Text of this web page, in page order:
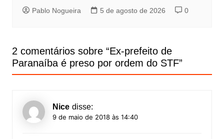
Pablo Nogueira 5 de agosto de 2026 0
2 comentários sobre “Ex-prefeito de
Paranaíba é preso por ordem do STF”
Nice disse:
9 de maio de 2018 às 14:40